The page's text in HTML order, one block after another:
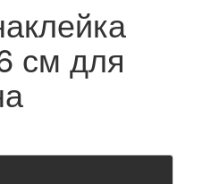
см для